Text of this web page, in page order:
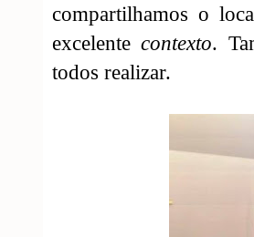
compartilhamos o
excelentecontexto.
todos realizar.